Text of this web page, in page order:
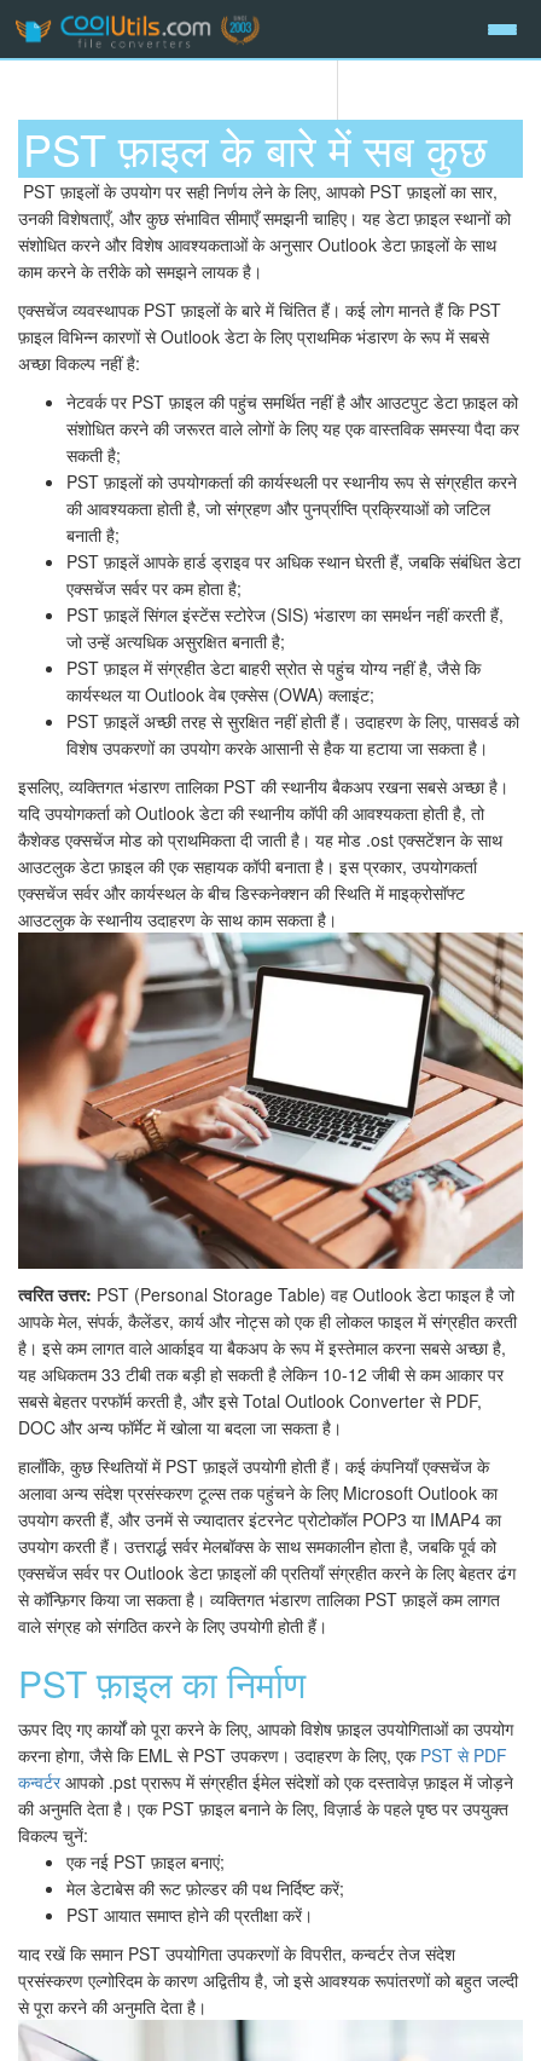
PST फ़ाइल के बारे में सब कुछ
PST फ़ाइलों के उपयोग पर सही निर्णय लेने के लिए, आपको PST फ़ाइलों का सार,
उनकी विशेषताएँ, और कुछ संभावित सीमाएँ समझनी चाहिए। यह डेटा फ़ाइल स्थानों को
संशोधित करने और विशेष आवश्यकताओं के अनुसार Outlook डेटा फ़ाइलों के साथ
काम करने के तरीके को समझने लायक है।
एक्सचेंज व्यवस्थापक PST फ़ाइलों के बारे में चिंतित हैं। कई लोग मानते हैं कि PST
फ़ाइल विभिन्न कारणों से Outlook डेटा के लिए प्राथमिक भंडारण के रूप में सबसे
अच्छा विकल्प नहीं है:
नेटवर्क पर PST फ़ाइल की पहुंच समर्थित नहीं है और आउटपुट डेटा फ़ाइल को
संशोधित करने की जरूरत वाले लोगों के लिए यह एक वास्तविक समस्या पैदा कर
सकती है;
PST फ़ाइलों को उपयोगकर्ता की कार्यस्थली पर स्थानीय रूप से संग्रहीत करने
की आवश्यकता होती है, जो संग्रहण और पुनर्प्राप्ति प्रक्रियाओं को जटिल
बनाती है;
PST फ़ाइलें आपके हार्ड ड्राइव पर अधिक स्थान घेरती हैं, जबकि संबंधित डेटा
एक्सचेंज सर्वर पर कम होता है;
PST फ़ाइलें सिंगल इंस्टेंस स्टोरेज (SIS) भंडारण का समर्थन नहीं करती हैं,
जो उन्हें अत्यधिक असुरक्षित बनाती है;
PST फ़ाइल में संग्रहीत डेटा बाहरी स्रोत से पहुंच योग्य नहीं है, जैसे कि
कार्यस्थल या Outlook वेब एक्सेस (OWA) क्लाइंट;
PST फ़ाइलें अच्छी तरह से सुरक्षित नहीं होती हैं। उदाहरण के लिए, पासवर्ड को
विशेष उपकरणों का उपयोग करके आसानी से हैक या हटाया जा सकता है।
इसलिए, व्यक्तिगत भंडारण तालिका PST की स्थानीय बैकअप रखना सबसे अच्छा है।
यदि उपयोगकर्ता को Outlook डेटा की स्थानीय कॉपी की आवश्यकता होती है, तो
कैशेक्ड एक्सचेंज मोड को प्राथमिकता दी जाती है। यह मोड .ost एक्सटेंशन के साथ
आउटलुक डेटा फ़ाइल की एक सहायक कॉपी बनाता है। इस प्रकार, उपयोगकर्ता
एक्सचेंज सर्वर और कार्यस्थल के बीच डिस्कनेक्शन की स्थिति में माइक्रोसॉफ्ट
आउटलुक के स्थानीय उदाहरण के साथ काम सकता है।
त्वरित उत्तर: PST (Personal Storage Table) वह Outlook डेटा फाइल है जो
आपके मेल, संपर्क, कैलेंडर, कार्य और नोट्स को एक ही लोकल फाइल में संग्रहीत करती
है। इसे कम लागत वाले आर्काइव या बैकअप के रूप में इस्तेमाल करना सबसे अच्छा है,
यह अधिकतम 33 टीबी तक बड़ी हो सकती है लेकिन 10-12 जीबी से कम आकार पर
सबसे बेहतर परफॉर्म करती है, और इसे Total Outlook Converter से PDF,
DOC और अन्य फॉर्मेट में खोला या बदला जा सकता है।
हालाँकि, कुछ स्थितियों में PST फ़ाइलें उपयोगी होती हैं। कई कंपनियाँ एक्सचेंज के
अलावा अन्य संदेश प्रसंस्करण टूल्स तक पहुंचने के लिए Microsoft Outlook का
उपयोग करती हैं, और उनमें से ज्यादातर इंटरनेट प्रोटोकॉल POP3 या IMAP4 का
उपयोग करती हैं। उत्तरार्द्ध सर्वर मेलबॉक्स के साथ समकालीन होता है, जबकि पूर्व को
एक्सचेंज सर्वर पर Outlook डेटा फ़ाइलों की प्रतियाँ संग्रहीत करने के लिए बेहतर ढंग
से कॉन्फ़िगर किया जा सकता है। व्यक्तिगत भंडारण तालिका PST फ़ाइलें कम लागत
वाले संग्रह को संगठित करने के लिए उपयोगी होती हैं।
PST फ़ाइल का निर्माण
ऊपर दिए गए कार्यों को पूरा करने के लिए, आपको विशेष फ़ाइल उपयोगिताओं का उपयोग
करना होगा, जैसे कि EML से PST उपकरण। उदाहरण के लिए, एक PST से PDF
कन्वर्टरआपको .pst प्रारूप में संग्रहीत ईमेल संदेशों को एक दस्तावेज़ फ़ाइल में जोड़ने
की अनुमति देता है। एक PST फ़ाइल बनाने के लिए, विज़ार्ड के पहले पृष्ठ पर उपयुक्त
विकल्प चुनें:
एक नई PST फ़ाइल बनाएं;
मेल डेटाबेस की रूट फ़ोल्डर की पथ निर्दिष्ट करें;
PST आयात समाप्त होने की प्रतीक्षा करें।
याद रखें कि समान PST उपयोगिता उपकरणों के विपरीत, कन्वर्टर तेज संदेश
प्रसंस्करण एल्गोरिदम के कारण अद्वितीय है, जो इसे आवश्यक रूपांतरणों को बहुत जल्दी
से पूरा करने की अनुमति देता है।